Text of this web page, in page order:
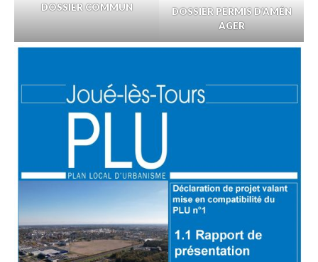
DOSSIER COMMUN
DOSSIER PERMIS D’AMÉN
AGER